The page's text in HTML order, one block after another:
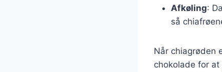
Afkøling:
så
Når chiagrøden
chokolade for